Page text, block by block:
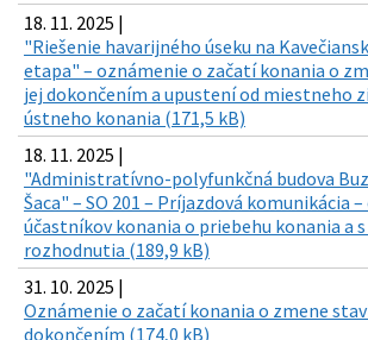
18. 11. 2025 |
"Riešenie havarijného úseku na
etapa" – oznámenie o začatí konania o
jej dokončením a upustení od miestneho
ústneho konania (171,5 kB)
18. 11. 2025 |
"Administratívno-polyfunkčná budova
Šaca" – SO 201 – Príjazdová komunikácia
účastníkov konania o priebehu konania a
rozhodnutia (189,9 kB)
31. 10. 2025 |
Oznámenie o začatí konania o zmene
dokončením (174,0 kB)